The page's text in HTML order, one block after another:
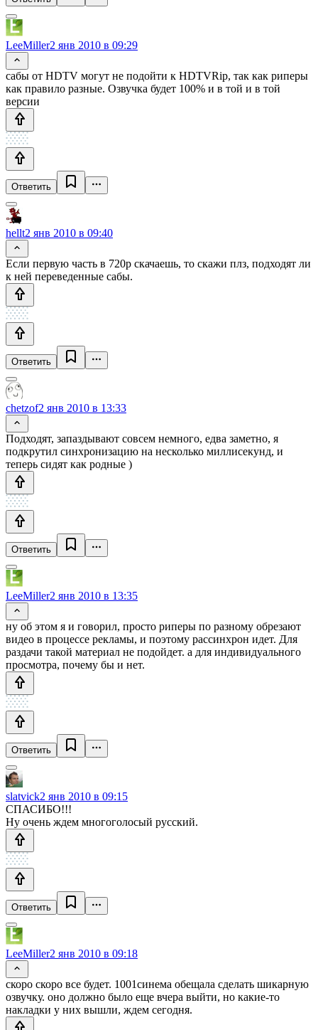
LeeMiller2 янв 2010 в 09:29
сабы от HDTV могут не подойти к HDTVRip, так как риперы
как правило разные. Озвучка будет 100% и в той и в той
версии
Ответить
hellt2 янв 2010 в 09:40
Если первую часть в 720p скачаешь, то скажи плз, подходят ли
к ней переведенные сабы.
Ответить
chetzof2 янв 2010 в 13:33
Подходят, запаздывают совсем немного, едва заметно, я
подкрутил синхронизацию на несколько миллисекунд, и
теперь сидят как родные )
Ответить
LeeMiller2 янв 2010 в 13:35
ну об этом я и говорил, просто риперы по разному обрезают
видео в процессе рекламы, и поэтому рассинхрон идет. Для
раздачи такой материал не подойдет. а для индивидуального
просмотра, почему бы и нет.
Ответить
slatvick2 янв 2010 в 09:15
СПАСИБО!!!
Ну очень ждем многоголосый русский.
Ответить
LeeMiller2 янв 2010 в 09:18
скоро скоро все будет. 1001синема обещала сделать шикарную
озвучку. оно должно было еще вчера выйти, но какие-то
накладки у них вышли, ждем сегодня.